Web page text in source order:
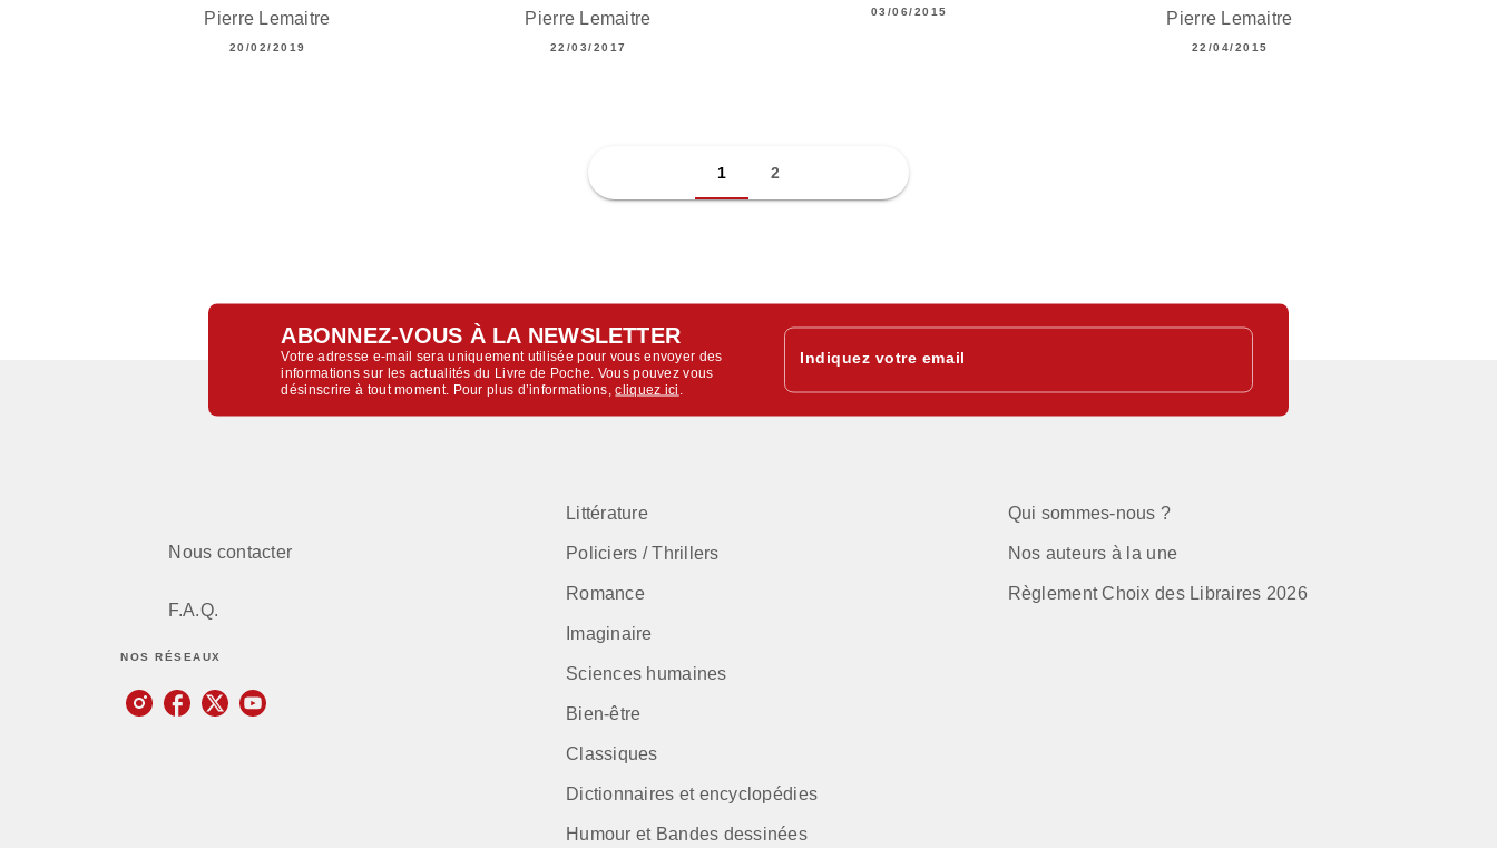
Pierre Lemaitre
20/02/2019
Pierre Lemaitre
22/03/2017
03/06/2015 Pierre Lemaitre
22/04/2015
1 2
ABONNEZ-VOUS À LA NEWSLETTER
Votre adresse e-mail sera uniquement utilisée pour vous envoyer des
informations sur les actualités du Livre de Poche. Vous pouvez vous
désinscrire à tout moment. Pour plus d’informations,cliquez ici
Indiquez votre email
Nous contacter
F.A.Q.
NOS RÉSEAUX
Littérature
Policiers / Thrillers
Romance
Imaginaire
Sciences humaines
Bien-être
Classiques
Dictionnaires et encyclopédies
Humour et Bandes dessinées
Qui sommes-nous ?
Nos auteurs à la une
Règlement Choix des Libraires 2026